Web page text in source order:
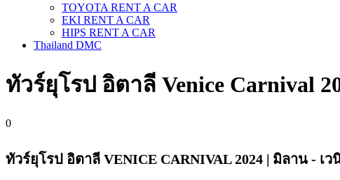
TOYOTA RENT A CAR
EKI RENT A CAR
HIPS RENT A CAR
Thailand DMC
ทัวร์ยุโรป อิตาลี Venice Carnival
0
ทัวร์ยุโรป อิตาลี VENICE CARNIVAL 2024 | มิลาน - เ